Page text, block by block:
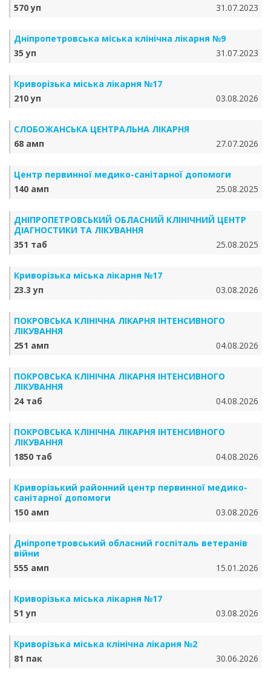
570 уп
31.07.2023
Дніпропетровська міська клінічна лікарня №9
35 уп
31.07.2023
Криворізька міська лікарня №17
210 уп
03.08.2026
СЛОБОЖАНСЬКА ЦЕНТРАЛЬНА ЛІКАРНЯ
68 амп
27.07.2026
Центр первинної медико-санітарної допомоги
140 амп
25.08.2025
ДНІПРОПЕТРОВСЬКИЙ ОБЛАСНИЙ КЛІНІЧНИЙ ЦЕНТР
ДІАГНОСТИКИ ТА ЛІКУВАННЯ
351 таб
25.08.2025
Криворізька міська лікарня №17
23.3 уп
03.08.2026
ПОКРОВСЬКА КЛІНІЧНА ЛІКАРНЯ ІНТЕНСИВНОГО
ЛІКУВАННЯ
251 амп
04.08.2026
ПОКРОВСЬКА КЛІНІЧНА ЛІКАРНЯ ІНТЕНСИВНОГО
ЛІКУВАННЯ
24 таб
04.08.2026
ПОКРОВСЬКА КЛІНІЧНА ЛІКАРНЯ ІНТЕНСИВНОГО
ЛІКУВАННЯ
1850 таб
04.08.2026
Криворізький районний центр первинної медико-
санітарної допомоги
150 амп
03.08.2026
Дніпропетровський обласний госпіталь ветеранів
війни
555 амп
15.01.2026
Криворізька міська лікарня №17
51 уп
03.08.2026
Криворізька міська клінічна лікарня №2
81 пак
30.06.2026